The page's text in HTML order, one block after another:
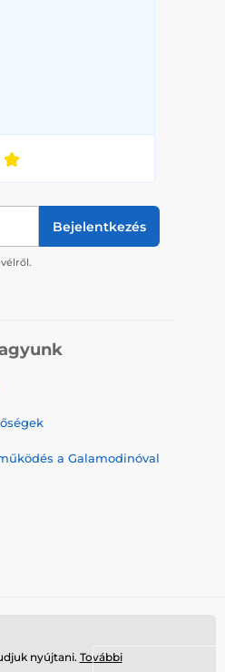
Bejelentkezés
a Galamodinóval
nyújtani. További